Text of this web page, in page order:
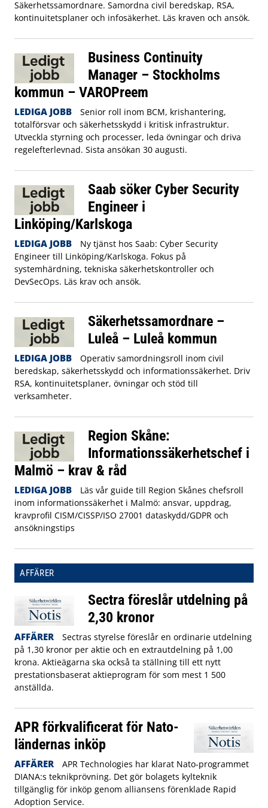
Säkerhetssamordnare. Samordna civil beredskap, RSA,
kontinuitetsplaner och infosäkerhet. Läs kraven och ansök.
Business Continuity
Manager – Stockholms
kommun – VAROPreem
LEDIGA JOBB
Senior roll inom BCM, krishantering,
totalförsvar och säkerhetsskydd i kritisk infrastruktur.
Utveckla styrning och processer, leda övningar och driva
regelefterlevnad. Sista ansökan 30 augusti.
Saab söker Cyber Security
Engineer i
Linköping/Karlskoga
LEDIGA JOBB
Ny tjänst hos Saab: Cyber Security
Engineer till Linköping/Karlskoga. Fokus på
systemhärdning, tekniska säkerhetskontroller och
DevSecOps. Läs krav och ansök.
Säkerhetssamordnare –
Luleå – Luleå kommun
LEDIGA JOBB
Operativ samordningsroll inom civil
beredskap, säkerhetsskydd och informationssäkerhet. Driv
RSA, kontinuitetsplaner, övningar och stöd till
verksamheter.
Region Skåne:
Informationssäkerhetschef i
Malmö – krav & råd
LEDIGA JOBB
Läs vår guide till Region Skånes chefsroll
inom informationssäkerhet i Malmö: ansvar, uppdrag,
kravprofil CISM/CISSP/ISO 27001 dataskydd/GDPR och
ansökningstips
AFFÄRER
Sectra föreslår utdelning på
2,30 kronor
AFFÄRER
Sectras styrelse föreslår en ordinarie utdelning
på 1,30 kronor per aktie och en extrautdelning på 1,00
krona. Aktieägarna ska också ta ställning till ett nytt
prestationsbaserat aktieprogram för som mest 1 500
anställda.
APR förkvalificerat för Nato-
ländernas inköp
AFFÄRER
APR Technologies har klarat Nato-programmet
DIANA:s teknikprövning. Det gör bolagets kylteknik
tillgänglig för inköp genom alliansens förenklade Rapid
Adoption Service.